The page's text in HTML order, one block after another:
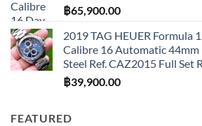
฿65,900.00
2019 TAG HEUER Formula
Calibre 16 Automatic 44mm
Steel Ref. CAZ2015 Full Set
฿39,900.00
FEATURED